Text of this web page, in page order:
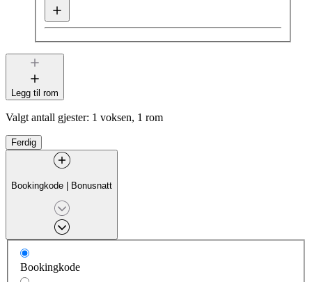
Legg til rom
Valgt antall gjester: 1 voksen, 1 rom
Ferdig
Bookingkode | Bonusnatt
Bookingkode